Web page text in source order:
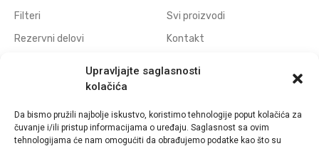
Upravljajte saglasnosti
kolačića
Da bismo pružili najbolje iskustvo, koristimo tehnologije poput kolačića za
čuvanje i/ili pristup informacijama o uređaju. Saglasnost sa ovim
tehnologijama će nam omogućiti da obrađujemo podatke kao što su
Filteri
Rezervni delovi
Elektrode za erodiranje
Polufabrikati grafitnih
elektroda
Svi proizvodi
Kontakt